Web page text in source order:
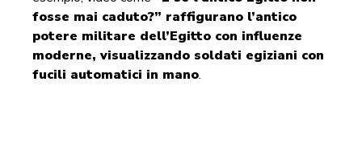
fosse mai caduto?” raffigurano l’antico
potere militare dell’Egitto con influenze
moderne, visualizzando soldati egiziani con
fucili automatici in mano.